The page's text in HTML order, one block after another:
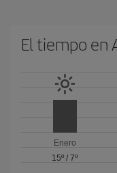
El tiempo en
Enero
15º /7º